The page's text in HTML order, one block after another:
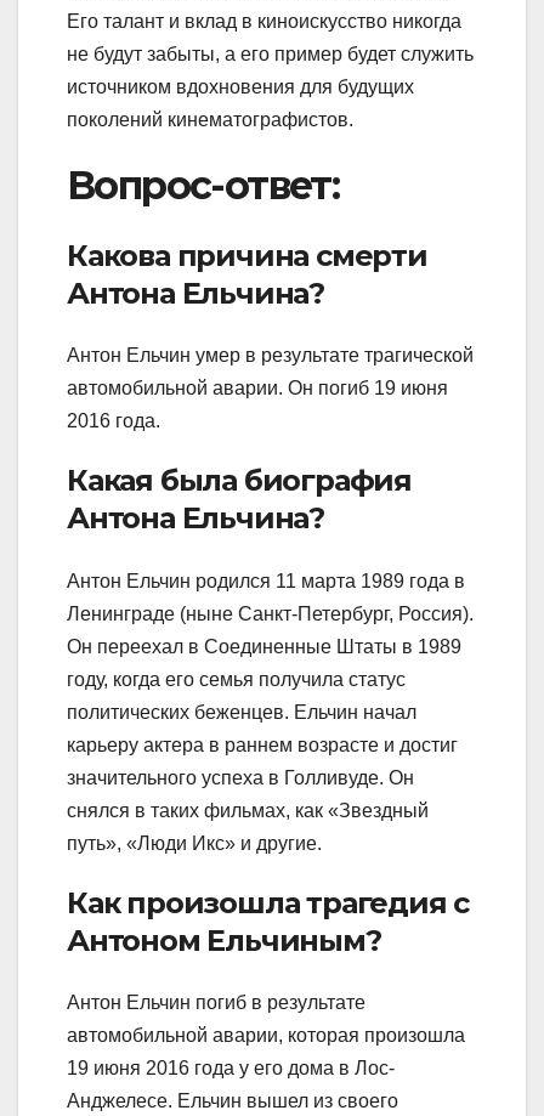
Его талант и вклад в киноискусство никогда
не будут забыты, а его пример будет служить
источником вдохновения для будущих
поколений кинематографистов.
Вопрос-ответ:
Какова причина смерти
Антона Ельчина?
Антон Ельчин умер в результате трагической
автомобильной аварии. Он погиб 19 июня
2016 года.
Какая была биография
Антона Ельчина?
Антон Ельчин родился 11 марта 1989 года в
Ленинграде (ныне Санкт-Петербург, Россия).
Он переехал в Соединенные Штаты в 1989
году, когда его семья получила статус
политических беженцев. Ельчин начал
карьеру актера в раннем возрасте и достиг
значительного успеха в Голливуде. Он
снялся в таких фильмах, как «Звездный
путь», «Люди Икс» и другие.
Как произошла трагедия с
Антоном Ельчиным?
Антон Ельчин погиб в результате
автомобильной аварии, которая произошла
19 июня 2016 года у его дома в Лос-
Анджелесе. Ельчин вышел из своего